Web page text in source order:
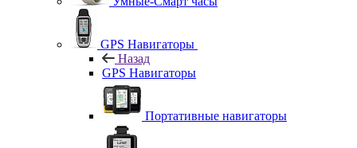
GPS Навигаторы
Назад
GPS Навигаторы
Портативные навигаторы